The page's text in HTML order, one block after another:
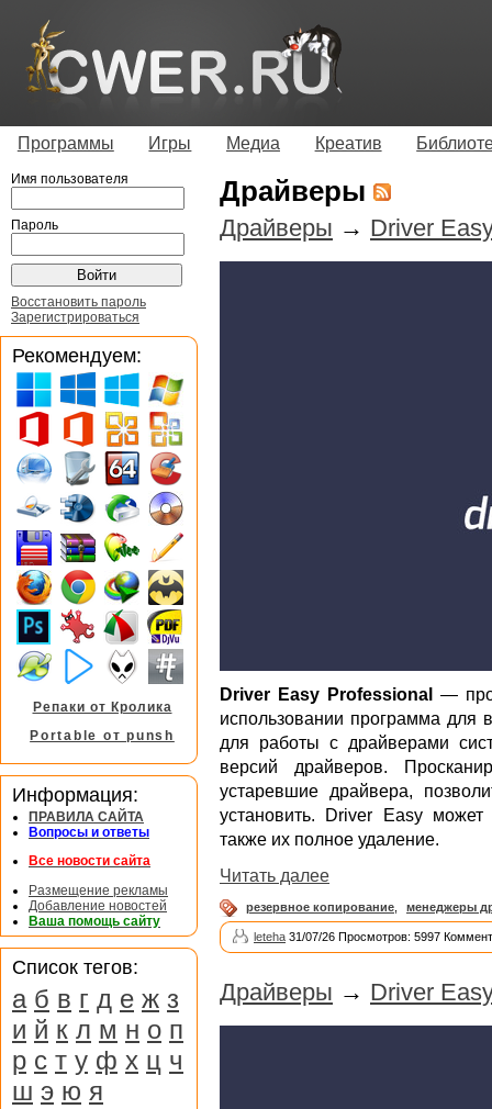
Программы Игры Медиа Креатив
Драйверы
Драйверы → Driver
Driver Easy Professional
—
использовании программа для
для работы с драйверами
версий драйверов.
устаревшие драйвера,
установить. Driver Easy
также их полное удаление.
Читать далее
резервное копирование менеджеры
leteha 31/07/26 Просмотров: 5997
Драйверы → Driver
Имя пользователя
Пароль
Восстановить пароль
Зарегистрироваться
Рекомендуем:
Репаки от Кролика
Portable от punsh
Информация:
ПРАВИЛА САЙТА
Вопросы и ответы
Все новости сайта
Размещение рекламы
Добавление новостей
Ваша помощь сайту
Список тегов:
а б в г д е ж з
и й к л м н о п
р с т у ф х ц ч
ш э ю я